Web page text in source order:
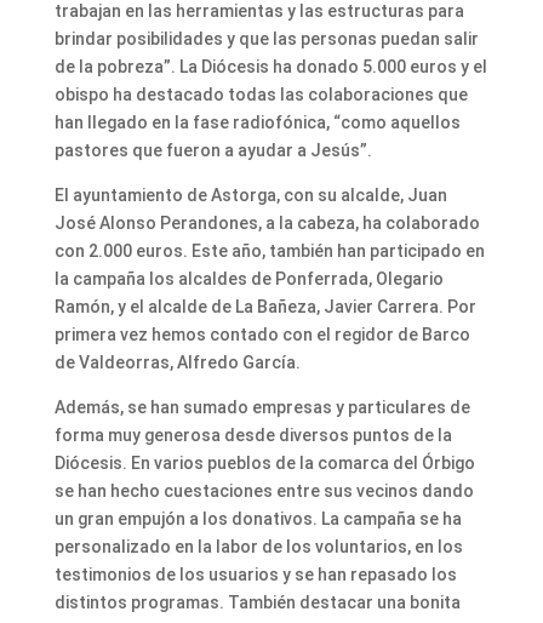
trabajan en las herramientas y las estructuras para
brindar posibilidades y que las personas puedan salir
de la pobreza”. La Diócesis ha donado 5.000 euros y el
obispo ha destacado todas las colaboraciones que
han llegado en la fase radiofónica, “como aquellos
pastores que fueron a ayudar a Jesús”.
El ayuntamiento de Astorga, con su alcalde, Juan
José Alonso Perandones, a la cabeza, ha colaborado
con 2.000 euros. Este año, también han participado en
la campaña los alcaldes de Ponferrada, Olegario
Ramón, y el alcalde de La Bañeza, Javier Carrera. Por
primera vez hemos contado con el regidor de Barco
de Valdeorras, Alfredo García.
Además, se han sumado empresas y particulares de
forma muy generosa desde diversos puntos de la
Diócesis. En varios pueblos de la comarca del Órbigo
se han hecho cuestaciones entre sus vecinos dando
un gran empujón a los donativos. La campaña se ha
personalizado en la labor de los voluntarios, en los
testimonios de los usuarios y se han repasado los
distintos programas. También destacar una bonita